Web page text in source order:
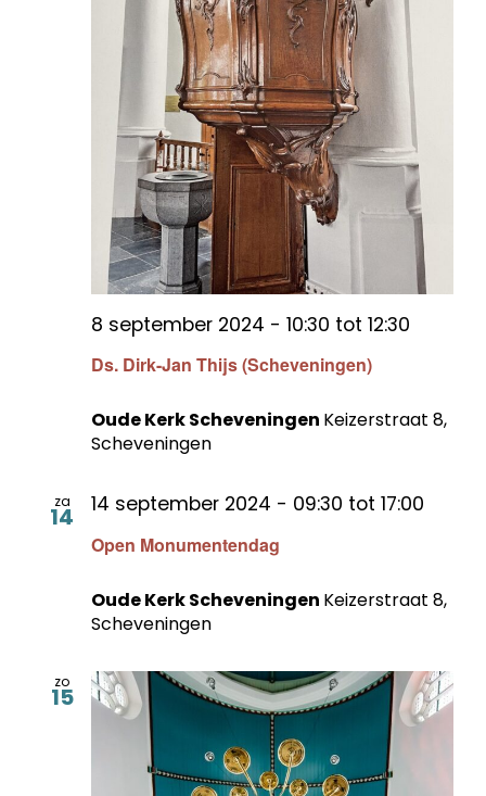
Ds. Dirk-Jan Thijs (Scheveningen)
8 september 2024 - 10:30 tot 12:30
Oude Kerk Scheveningen Keizerstraat 8,
Scheveningen
za
14
Open Monumentendag
14 september 2024 - 09:30 tot 17:00
Oude Kerk Scheveningen Keizerstraat 8,
Scheveningen
zo
15